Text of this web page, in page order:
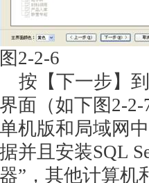
图2-2-6
按【下一步】
界面（如下图2-2-
单机版和局域网
据并且安装SQL
器”，其他计算机